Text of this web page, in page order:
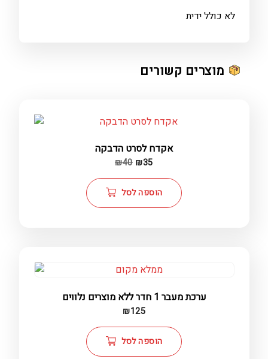
לא כולל ידית
מוצרים קשורים
אקדח לסרט הדבקה
₪40 המחיר
₪40.
₪35המחיר
הוספה לסל
ערכת מעבר 1 חדר ללא מוצרים נלווים
₪125
הוספה לסל